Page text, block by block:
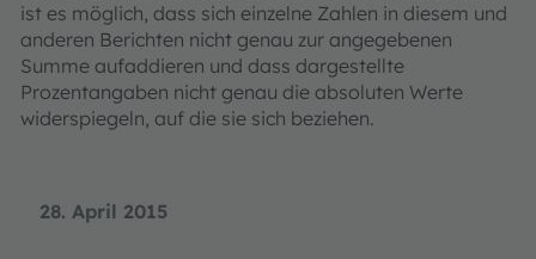
28. April 2015
ist es möglich, dass sich einzelne Zahlen in diesem und
anderen Berichten nicht genau zur angegebenen
Summe aufaddieren und dass dargestellte
Prozentangaben nicht genau die absoluten Werte
widerspiegeln, auf die sie sich beziehen.